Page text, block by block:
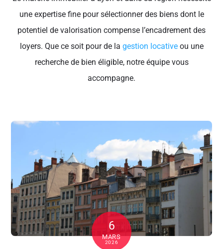
une expertise fine pour sélectionner des biens dont le
potentiel de valorisation compense l’encadrement des
loyers. Que ce soit pour de la gestion locativeou une
recherche de bien éligible, notre équipe vous
accompagne.
6
MARS
2026